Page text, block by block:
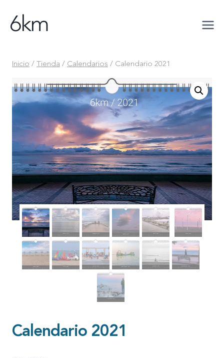
contenido
6km
Inicio / Tienda / Calendarios / Calendario 2021
Calendario 2021